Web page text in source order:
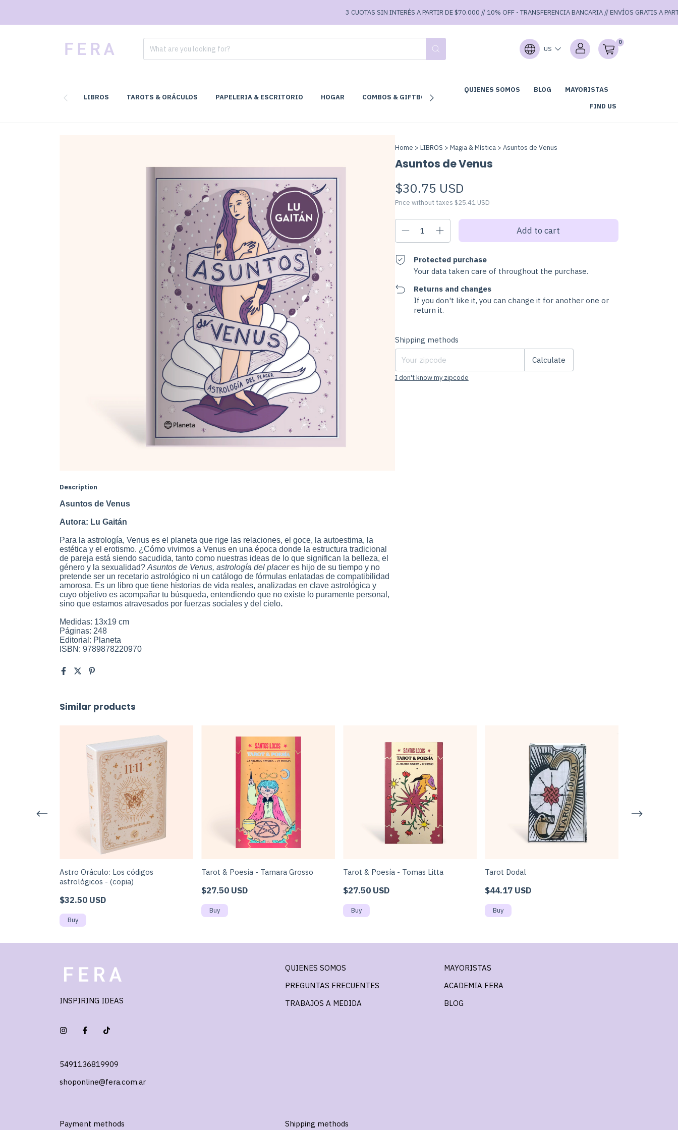
3 CUOTAS SIN INTERÉS A PARTIR DE $70.000 // 10% OFF - TRANSFERENCIA BANCARIA // ENVÍOS GRATIS A
US
0
LIBROS TAROTS & ORÁCULOS PAPELERIA & ESCRITORIO HOGAR COMBOS & GIFTBOX
QUIENES SOMOS BLOG
MAYORISTAS
FIND US
Home > LIBROS > Magia & Mística > Asuntos de Venus
Asuntos de Venus
$30.75 USD
Price without taxes $25.41 USD
Protected purchase
Your data taken care of throughout the purchase.
Returns and changes
If you don't like it, you can change it for another one or
return it.
Shipping for zipcode:
Shipping methods
Calculate
I don't know my zipcode
Description
Asuntos de Venus
Autora: Lu Gaitán
Para la astrología, Venus es el planeta que rige las relaciones, el goce, la autoestima, la
estética y el erotismo. ¿Cómo vivimos a Venus en una época donde la estructura tradicional
de pareja está siendo sacudida, tanto como nuestras ideas de lo que significan la belleza, el
género y la sexualidad? Asuntos de Venus, astrología del placeres hijo de su tiempo y no
pretende ser un recetario astrológico ni un catálogo de fórmulas enlatadas de compatibilidad
amorosa. Es un libro que tiene historias de vida reales, analizadas en clave astrológica y
cuyo objetivo es acompañar tu búsqueda, entendiendo que no existe lo puramente personal,
sino que estamos atravesados por fuerzas sociales y del cielo.
Medidas: 13x19 cm
Páginas: 248
Editorial: Planeta
ISBN: 9789878220970
Similar products
Astro Oráculo: Los códigos
astrológicos - (copia)
$32.50 USD
Tarot & Poesía - Tamara Grosso
$27.50 USD
Tarot & Poesía - Tomas Litta
$27.50 USD
Tarot Dodal
$44.17 USD
INSPIRING IDEAS
5491136819909
shoponline@fera.com.ar
QUIENES SOMOS
PREGUNTAS FRECUENTES
TRABAJOS A MEDIDA
MAYORISTAS
ACADEMIA FERA
BLOG
Payment methods Shipping methods